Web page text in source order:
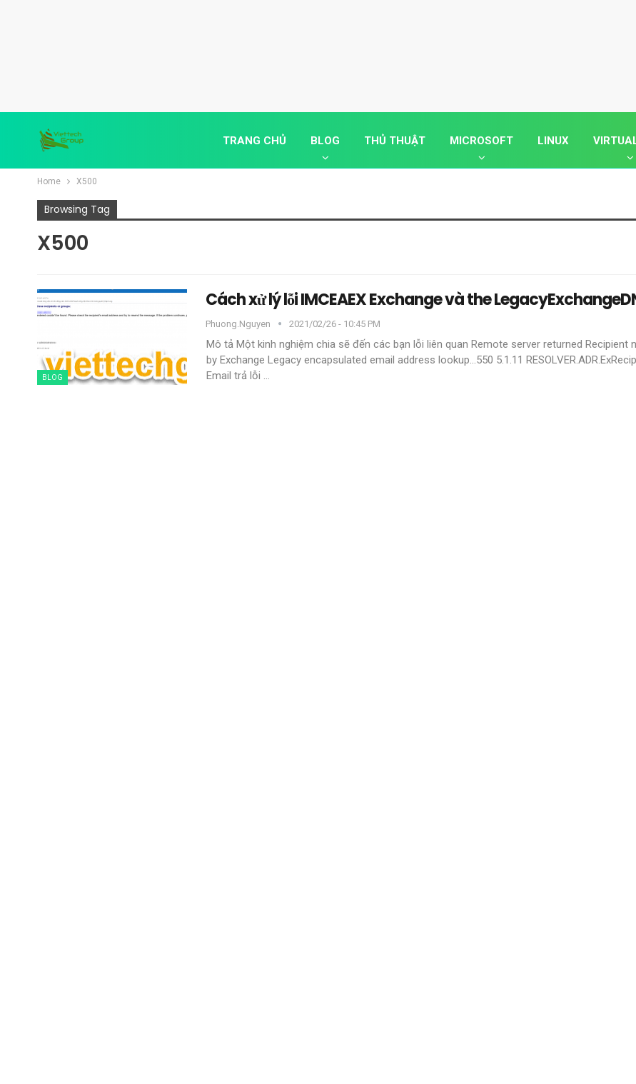
TRANG CHỦ BLOG THỦ THUẬT MICROSOFT LINUX
Home X500
Browsing Tag
X500
BLOG
Cách xử lý lỗi IMCEAEX Exchange và the
Phuong.nguyen 2021/02/26 - 10:45 PM
Mô tả Một kinh nghiệm chia sẽ đến các bạn lỗi liên quan Remote server returned Recipient
by Exchange Legacy encapsulated email address lookup...550 5.1.11
Email trả lỗi …